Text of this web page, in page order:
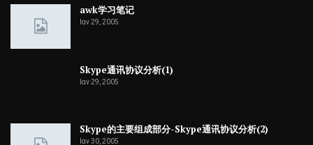
awk学习笔记
Ιαν 29, 2005
Skype通讯协议分析(1)
Ιαν 29, 2005
Skype的主要组成部分-Skype通讯协议分析(2)
Ιαν 30, 2005